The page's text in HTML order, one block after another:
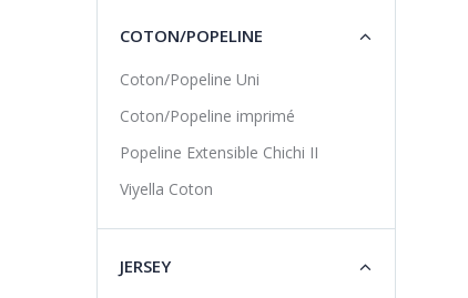
COTON/POPELINE
Coton/Popeline Uni
Coton/Popeline imprimé
Popeline Extensible Chichi II
Viyella Coton
JERSEY